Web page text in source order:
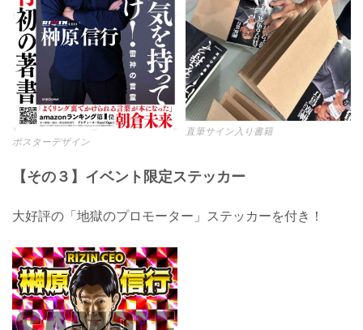
ポスターデザイン
直筆サイン入り書籍
【その３】イベント限定ステッカー
大好評の「地獄のプロモーター」ステッカーを付き！